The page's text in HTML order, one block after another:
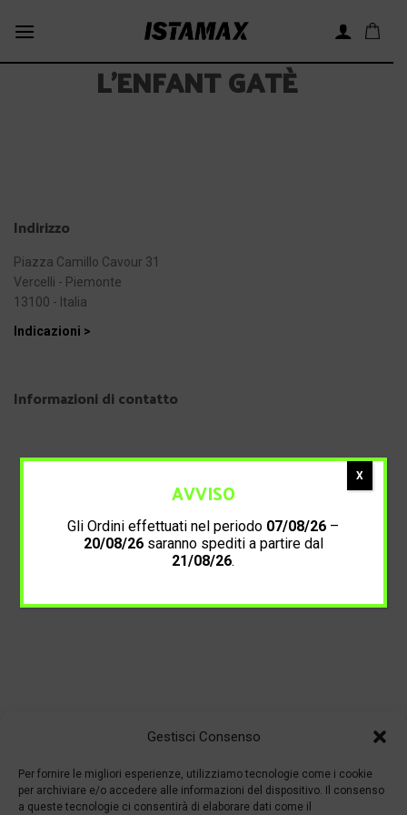
Gestisci Consenso
Per fornire le migliori esperienze, utilizziamo tecnologie come i cookie
per archiviare e/o accedere alle informazioni del dispositivo. Il consenso
a queste tecnologie ci consentirà di elaborare dati come il
L’ENFANT GATÈ
Indirizzo
Piazza Camillo Cavour 31
Vercelli - Piemonte
13100 - Italia
Indicazioni >
Informazioni di contatto
AVVISO
Gli Ordini effettuati nel periodo 07/08/26 –
20/08/26saranno spediti a partire dal
21/08/26.
X